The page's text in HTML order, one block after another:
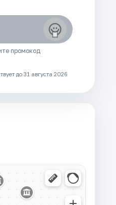
промокод
до 31 августа 2026